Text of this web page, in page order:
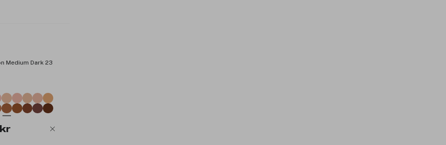
Medium Dark 23